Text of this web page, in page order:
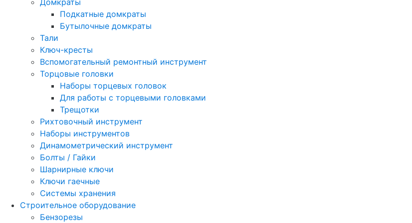
Домкраты
Подкатные домкраты
Бутылочные домкраты
Тали
Ключ-кресты
Вспомогательный ремонтный инструмент
Торцовые головки
Наборы торцевых головок
Для работы с торцевыми головками
Трещотки
Рихтовочный инструмент
Наборы инструментов
Динамометрический инструмент
Болты / Гайки
Шарнирные ключи
Ключи гаечные
Системы хранения
Строительное оборудование
Бензорезы